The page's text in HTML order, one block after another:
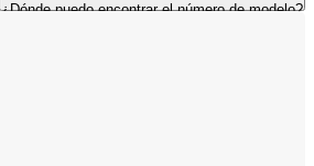
¿Dónde puedo encontrar el número de modelo?